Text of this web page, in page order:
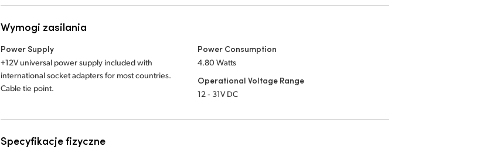
Wymogi zasilania
Power Supply
+12V universal power supply included with
international socket adapters for most countries.
Cable tie point.
Power Consumption
4.80 Watts
Operational Voltage Range
12 ‑ 31V DC
Specyfikacje fizyczne